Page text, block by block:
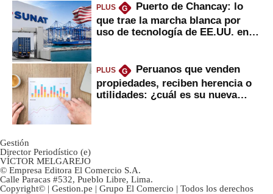
PLUS G
Puerto de Chancay: lo
que trae la marcha blanca por
uso de tecnología de EE.UU. en
PLUS G
Peruanos que venden
propiedades, reciben herencia o
utilidades: ¿cuál es su nueva
Gestión
Director Periodístico (e)
VÍCTOR MELGAREJO
© Empresa Editora El Comercio S.A.
Calle Paracas #532, Pueblo Libre, Lima.
Copyright© | Gestion.pe | Grupo El Comercio | Todos los derechos